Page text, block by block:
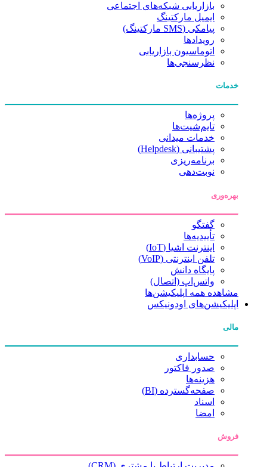
بازاریابی شبکه‌های اجتماعی
ایمیل مارکتینگ
پیامکی (SMS مارکتینگ)
رویدادها
اتوماسیون بازاریابی
نظرسنجی‌ها
خدمات
پروژه‌ها
تایم‌شیت‌ها
خدمات میدانی
پشتیبانی (Helpdesk)
برنامه‌ریزی
نوبت‌دهی
بهره‌وری
گفتگو
تأییدیه‌ها
اینترنت اشیا (IoT)
تلفن اینترنتی (VoIP)
پایگاه دانش
واتس‌اپ (اتصال)
مشاهده همه اپلیکیشن‌ها
اپلیکیشن‌های اودونیکس
مالی
حسابداری
صدور فاکتور
هزینه‌ها
صفحه‌گسترده (BI)
اسناد
امضا
فروش